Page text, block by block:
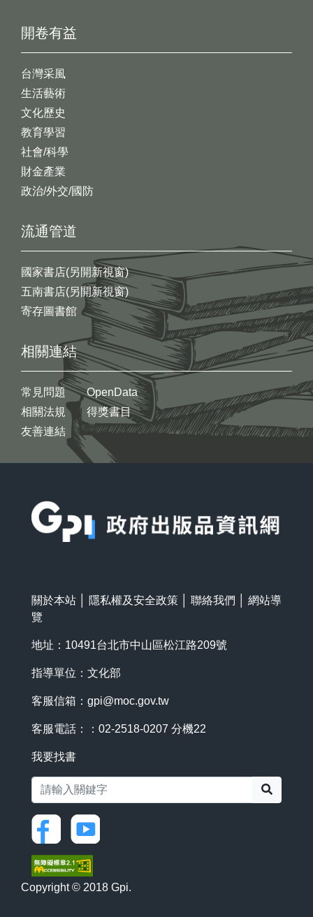
開卷有益
台灣采風
生活藝術
文化歷史
教育學習
社會/科學
財金產業
政治/外交/國防
流通管道
國家書店(另開新視窗)
五南書店(另開新視窗)
寄存圖書館
相關連結
常見問題
相關法規
友善連結
OpenData
得獎書目
關於本站 隱私權及安全政策 聯絡我們
網站導
覽
地址：10491台北市中山區松江路209號
指導單位：文化部
客服信箱： gpi@moc.gov.tw
客服電話：：02-2518-0207 分機22
我要找書
Copyright © 2018 Gpi.